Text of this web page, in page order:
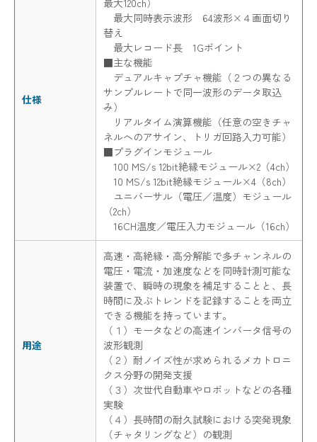
仕様
最大120ch）
最大同時表示波形 64波形×４画面切り
替え
最大レコード長 1Gポイント
■主な機能
デュアルキャプチャ機能（２つの異なる
サンプルレートで同一波形のデータ取込
み）
リアルタイム演算機能（任意の空きチャ
ネルへのアサイン、トリガ回路入力可能）
■プラグインモジュール
100 MS/s 12bit絶縁モジュール×2（4ch）
10 MS/s 12bit絶縁モジュール×4（8ch）
ユニバーサル（電圧／温度）モジュール
（2ch）
16CH温度／電圧入力モジュール（16ch）
用途
高速・高絶縁・高分解能で多チャンネルの
電圧・電流・加速度などを同時計測可能な
装置で、瞬時の現象を補足することと、長
時間に及ぶトレンドを記録することを両立
できる機能を持っています。
（１）モータなどの高速インバータ信号の
波形観測
（２）耐ノイズ性が求められるメカトロニ
クス分野の開発支援
（３）次世代自動車やロボットなどの各種
実験
（４）長時間の耐久試験における突発現象
（チャタリングなど）の観測